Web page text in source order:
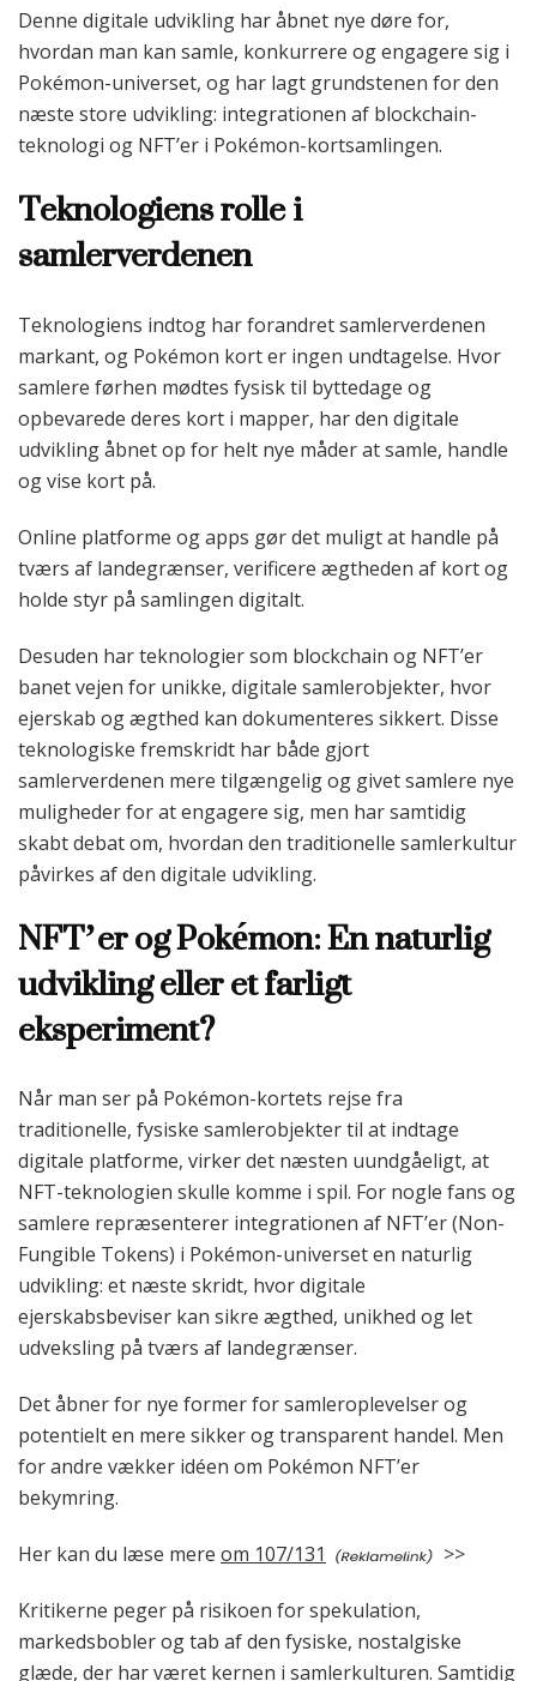
Denne digitale udvikling har åbnet nye døre for,
hvordan man kan samle, konkurrere og engagere sig i
Pokémon-universet, og har lagt grundstenen for den
næste store udvikling: integrationen af blockchain-
teknologi og NFT’er i Pokémon-kortsamlingen.
Teknologiens rolle i
samlerverdenen
Teknologiens indtog har forandret samlerverdenen
markant, og Pokémon kort er ingen undtagelse. Hvor
samlere førhen mødtes fysisk til byttedage og
opbevarede deres kort i mapper, har den digitale
udvikling åbnet op for helt nye måder at samle, handle
og vise kort på.
Online platforme og apps gør det muligt at handle på
tværs af landegrænser, verificere ægtheden af kort og
holde styr på samlingen digitalt.
Desuden har teknologier som blockchain og NFT’er
banet vejen for unikke, digitale samlerobjekter, hvor
ejerskab og ægthed kan dokumenteres sikkert. Disse
teknologiske fremskridt har både gjort
samlerverdenen mere tilgængelig og givet samlere nye
muligheder for at engagere sig, men har samtidig
skabt debat om, hvordan den traditionelle samlerkultur
påvirkes af den digitale udvikling.
NFT’er og Pokémon: En naturlig
udvikling eller et farligt
eksperiment?
Når man ser på Pokémon-kortets rejse fra
traditionelle, fysiske samlerobjekter til at indtage
digitale platforme, virker det næsten uundgåeligt, at
NFT-teknologien skulle komme i spil. For nogle fans og
samlere repræsenterer integrationen af NFT’er (Non-
Fungible Tokens) i Pokémon-universet en naturlig
udvikling: et næste skridt, hvor digitale
ejerskabsbeviser kan sikre ægthed, unikhed og let
udveksling på tværs af landegrænser.
Det åbner for nye former for samleroplevelser og
potentielt en mere sikker og transparent handel. Men
for andre vækker idéen om Pokémon NFT’er
bekymring.
Her kan du læse mere om 107/131 >>
Kritikerne peger på risikoen for spekulation,
markedsbobler og tab af den fysiske, nostalgiske
glæde, der har været kernen i samlerkulturen. Samtidig